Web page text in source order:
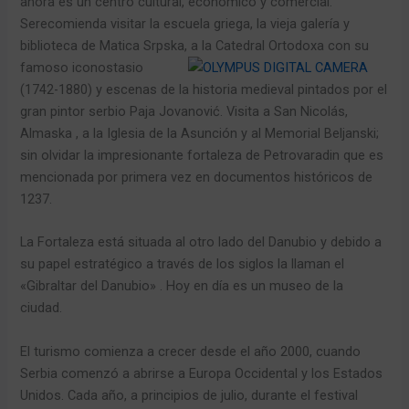
Serecomienda visitar la escuela griega, la vieja galería y
biblioteca de Matica Srpska, a la Catedral Ortodoxa con su
famoso iconostasio
(1742-1880) y escenas de la historia medieval pintados por el
gran pintor serbio Paja Jovanović. Visita a San Nicolás,
Almaska , a la Iglesia de la Asunción y al Memorial Beljanski;
sin olvidar la impresionante fortaleza de Petrovaradin que es
mencionada por primera vez en documentos históricos de
1237.
La Fortaleza está situada al otro lado del Danubio y debido a
su papel estratégico a través de los siglos la llaman el
«Gibraltar del Danubio» . Hoy en día es un museo de la
ciudad.
El turismo comienza a crecer desde el año 2000, cuando
Serbia comenzó a abrirse a Europa Occidental y los Estados
Unidos. Cada año, a principios de julio, durante el festival